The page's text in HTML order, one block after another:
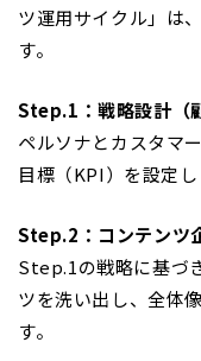
ツ運用サイクル」は
す。
Step.1：戦略設計（
ペルソナとカスタマ
目標（KPI）を設定し
Step.2：コンテンツ
Step.1の戦略に基づ
ツを洗い出し、全体
す。